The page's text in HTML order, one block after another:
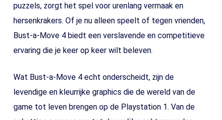
puzzels, zorgt het spel voor urenlang vermaak en
hersenkrakers. Of je nu alleen speelt of tegen vrienden,
Bust-a-Move 4 biedt een verslavende en competitieve
ervaring die je keer op keer wilt beleven.
Wat Bust-a-Move 4 echt onderscheidt, zijn de
levendige en kleurrijke graphics die de wereld van de
game tot leven brengen op de Playstation 1. Van de